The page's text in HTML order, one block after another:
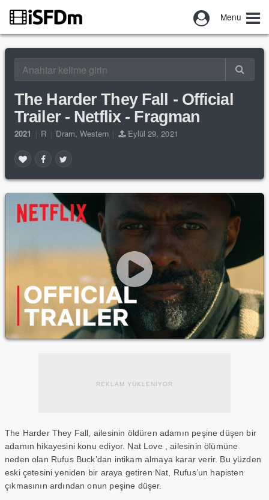
Menu
The Harder They Fall - Official
Trailer - Netflix - Fragman
2021 R Dram, Western Eylül 29, 2021
REKLAM YÜKLENİYOR
The Harder They Fall, ailesinin öldüren adamın peşine düşen bir
adamın hikayesini konu ediyor. Nat Love , ailesinin ölümüne
neden olan Rufus Buck’dan intikam almaya karar verir. Bu yüzden
eski çetesini yeniden bir araya getiren Nat, Rufus’un hapisten
çıkmasının ardından onun peşine düşer.